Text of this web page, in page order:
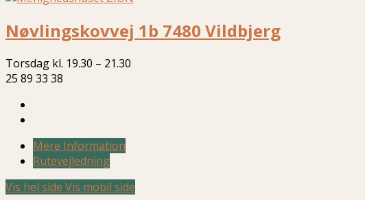
Nøvlingskovvej 1b 7480 Vildbjerg
Torsdag kl. 19.30 – 21.30
25 89 33 38
Mere Information
Rutevejledning
Vis hel side Vis mobil side